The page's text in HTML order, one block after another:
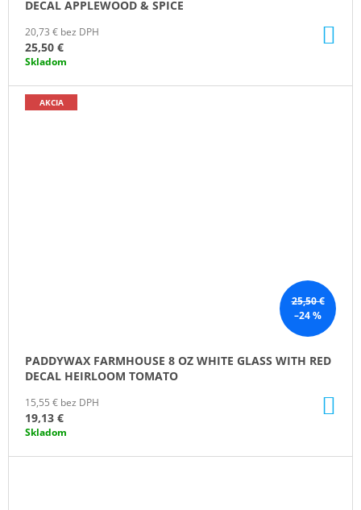
DECAL APPLEWOOD & SPICE
20,73 € bez DPH
25,50 €
Skladom
25,50 €
–24 %
AKCIA
PADDYWAX FARMHOUSE 8 OZ WHITE GLASS WITH RED
DECAL HEIRLOOM TOMATO
15,55 € bez DPH
19,13 €
Skladom